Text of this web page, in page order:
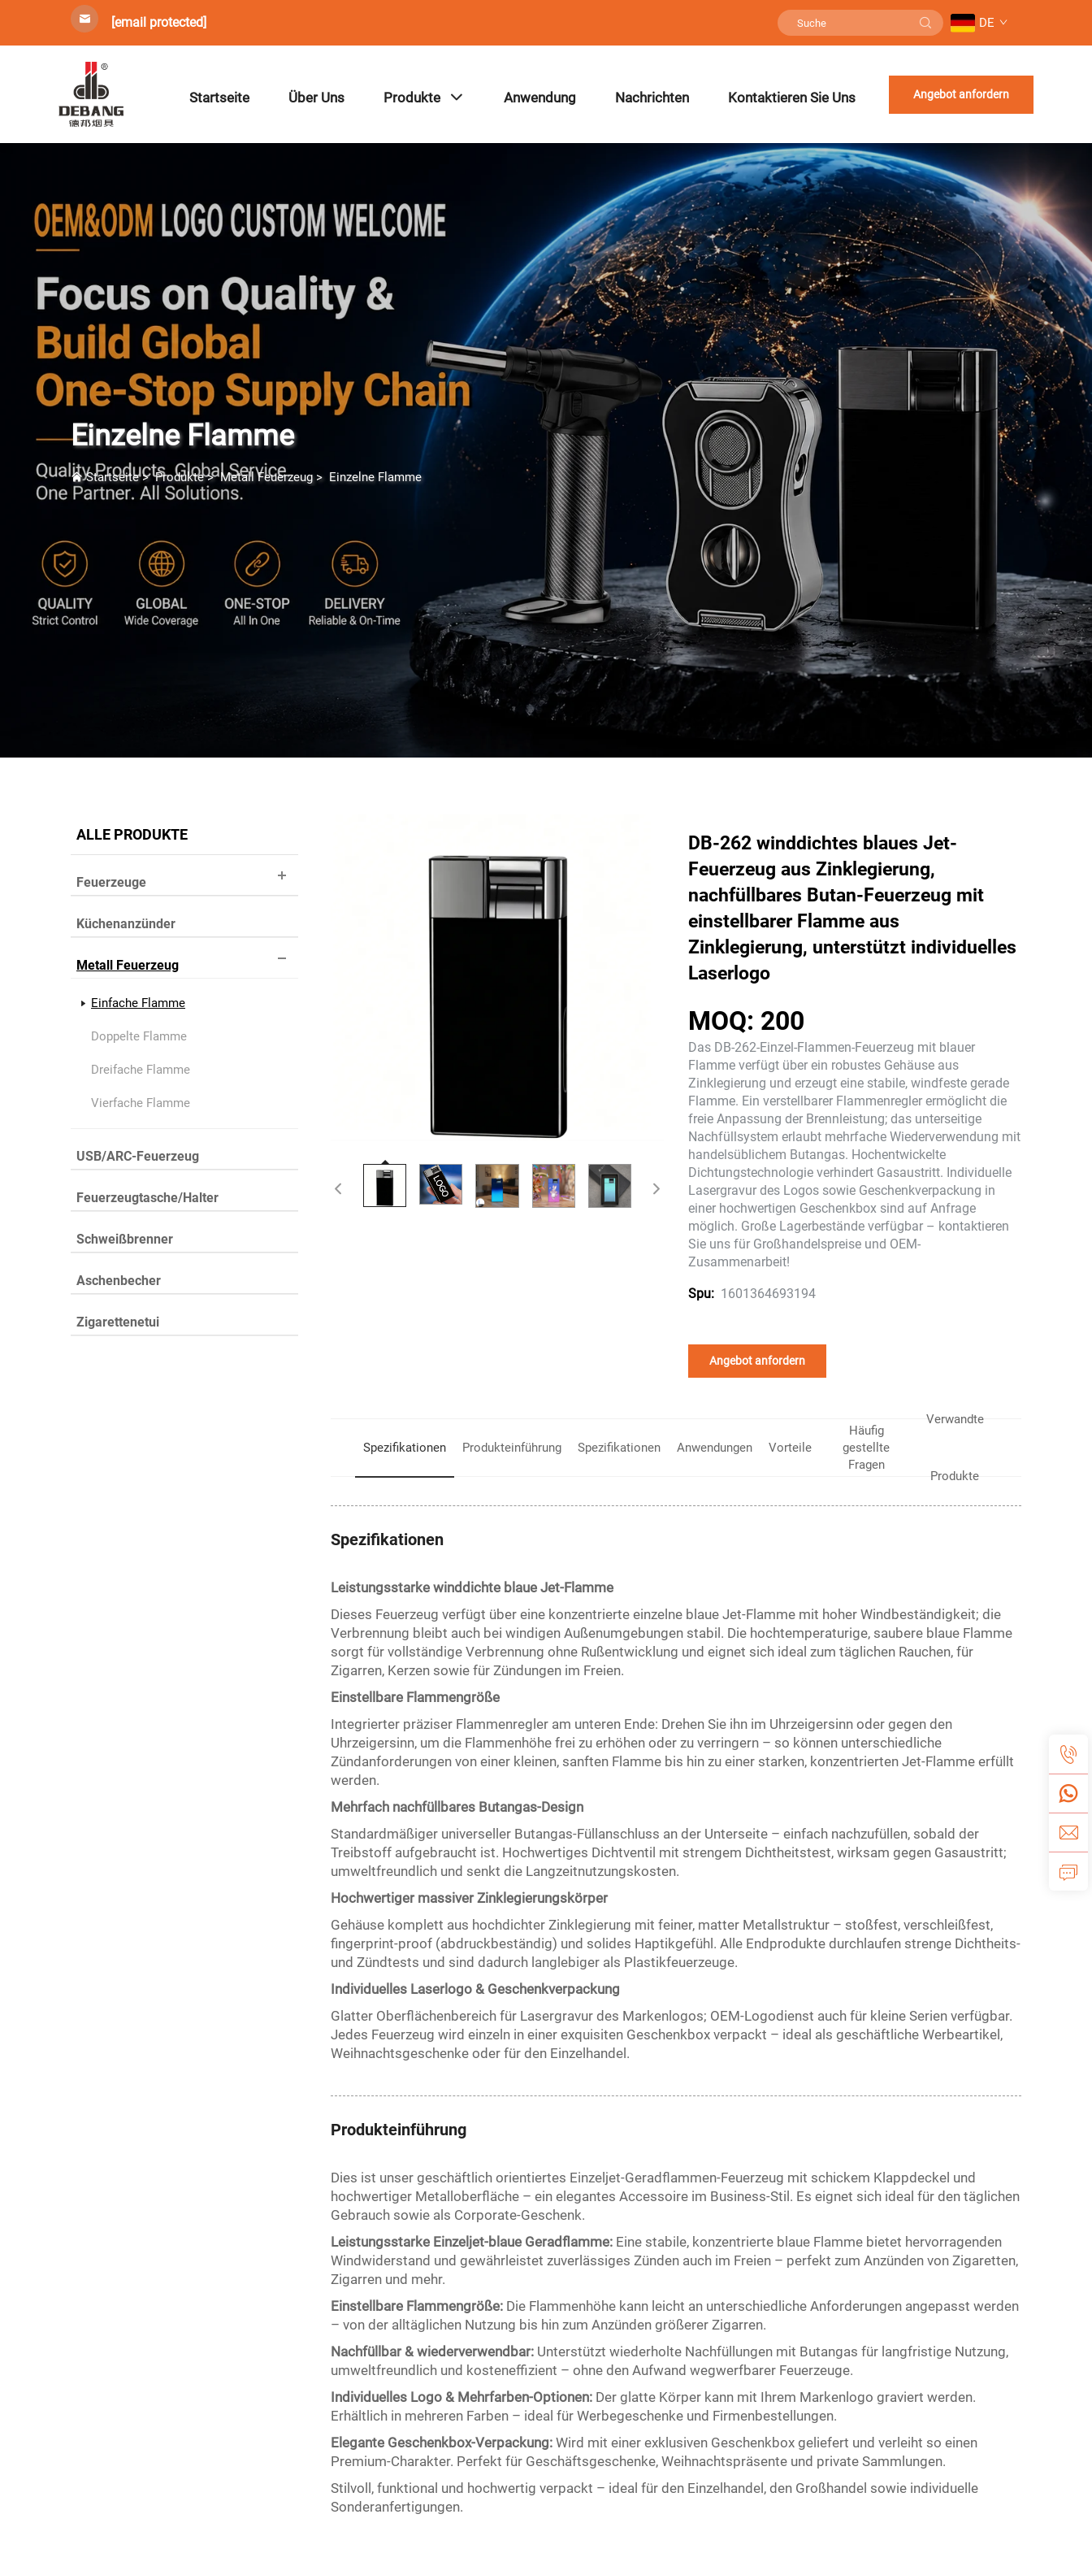
[email protected] DE
Startseite Über Uns Produkte Anwendung Nachrichten Kontaktieren Sie Uns Angebot anfordern
Einzelne Flamme
Startseite>Produkte>Metall Feuerzeug> Einzelne Flamme
ALLE PRODUKTE
Feuerzeuge
Küchenanzünder
Metall Feuerzeug
Einfache Flamme
Doppelte Flamme
Dreifache Flamme
Vierfache Flamme
USB/ARC-Feuerzeug
Feuerzeugtasche/Halter
Schweißbrenner
Aschenbecher
Zigarettenetui
DB-262 winddichtes blaues Jet-
Feuerzeug aus Zinklegierung,
nachfüllbares Butan-Feuerzeug mit
einstellbarer Flamme aus
Zinklegierung, unterstützt individuelles
Laserlogo
MOQ: 200
Das DB-262-Einzel-Flammen-Feuerzeug mit blauer
Flamme verfügt über ein robustes Gehäuse aus
Zinklegierung und erzeugt eine stabile, windfeste gerade
Flamme. Ein verstellbarer Flammenregler ermöglicht die
freie Anpassung der Brennleistung; das unterseitige
Nachfüllsystem erlaubt mehrfache Wiederverwendung mit
handelsüblichem Butangas. Hochentwickelte
Dichtungstechnologie verhindert Gasaustritt. Individuelle
Lasergravur des Logos sowie Geschenkverpackung in
einer hochwertigen Geschenkbox sind auf Anfrage
möglich. Große Lagerbestände verfügbar – kontaktieren
Sie uns für Großhandelspreise und OEM-
Zusammenarbeit!
Spu: 1601364693194
Angebot anfordern
Spezifikationen Produkteinführung Spezifikationen Anwendungen Vorteile
Häufig
gestellte
Fragen
Verwandte
Produkte
Spezifikationen
Leistungsstarke winddichte blaue Jet-Flamme
Dieses Feuerzeug verfügt über eine konzentrierte einzelne blaue Jet-Flamme mit hoher Windbeständigkeit; die
Verbrennung bleibt auch bei windigen Außenumgebungen stabil. Die hochtemperaturige, saubere blaue Flamme
sorgt für vollständige Verbrennung ohne Rußentwicklung und eignet sich ideal zum täglichen Rauchen, für
Zigarren, Kerzen sowie für Zündungen im Freien.
Einstellbare Flammengröße
Integrierter präziser Flammenregler am unteren Ende: Drehen Sie ihn im Uhrzeigersinn oder gegen den
Uhrzeigersinn, um die Flammenhöhe frei zu erhöhen oder zu verringern – so können unterschiedliche
Zündanforderungen von einer kleinen, sanften Flamme bis hin zu einer starken, konzentrierten Jet-Flamme erfüllt
werden.
Mehrfach nachfüllbares Butangas-Design
Standardmäßiger universeller Butangas-Füllanschluss an der Unterseite – einfach nachzufüllen, sobald der
Treibstoff aufgebraucht ist. Hochwertiges Dichtventil mit strengem Dichtheitstest, wirksam gegen Gasaustritt;
umweltfreundlich und senkt die Langzeitnutzungskosten.
Hochwertiger massiver Zinklegierungskörper
Gehäuse komplett aus hochdichter Zinklegierung mit feiner, matter Metallstruktur – stoßfest, verschleißfest,
fingerprint-proof (abdruckbeständig) und solides Haptikgefühl. Alle Endprodukte durchlaufen strenge Dichtheits-
und Zündtests und sind dadurch langlebiger als Plastikfeuerzeuge.
Individuelles Laserlogo & Geschenkverpackung
Glatter Oberflächenbereich für Lasergravur des Markenlogos; OEM-Logodienst auch für kleine Serien verfügbar.
Jedes Feuerzeug wird einzeln in einer exquisiten Geschenkbox verpackt – ideal als geschäftliche Werbeartikel,
Weihnachtsgeschenke oder für den Einzelhandel.
Produkteinführung
Dies ist unser geschäftlich orientiertes Einzeljet-Geradflammen-Feuerzeug mit schickem Klappdeckel und
hochwertiger Metalloberfläche – ein elegantes Accessoire im Business-Stil. Es eignet sich ideal für den täglichen
Gebrauch sowie als Corporate-Geschenk.
Leistungsstarke Einzeljet-blaue Geradflamme: Eine stabile, konzentrierte blaue Flamme bietet hervorragenden
Windwiderstand und gewährleistet zuverlässiges Zünden auch im Freien – perfekt zum Anzünden von Zigaretten,
Zigarren und mehr.
Einstellbare Flammengröße: Die Flammenhöhe kann leicht an unterschiedliche Anforderungen angepasst werden
– von der alltäglichen Nutzung bis hin zum Anzünden größerer Zigarren.
Nachfüllbar & wiederverwendbar: Unterstützt wiederholte Nachfüllungen mit Butangas für langfristige Nutzung,
umweltfreundlich und kosteneffizient – ohne den Aufwand wegwerfbarer Feuerzeuge.
Individuelles Logo & Mehrfarben-Optionen: Der glatte Körper kann mit Ihrem Markenlogo graviert werden.
Erhältlich in mehreren Farben – ideal für Werbegeschenke und Firmenbestellungen.
Elegante Geschenkbox-Verpackung: Wird mit einer exklusiven Geschenkbox geliefert und verleiht so einen
Premium-Charakter. Perfekt für Geschäftsgeschenke, Weihnachtspräsente und private Sammlungen.
Stilvoll, funktional und hochwertig verpackt – ideal für den Einzelhandel, den Großhandel sowie individuelle
Sonderanfertigungen.